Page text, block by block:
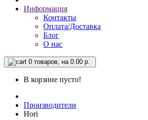
Информация
Контакты
Оплата/Доставка
Блог
О нас
0 товаров, на 0.00 р.
В корзине пусто!
Производители
Hori